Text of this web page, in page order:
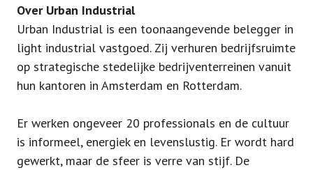
Over Urban Industrial
Urban Industrial is een toonaangevende belegger in
light industrial vastgoed. Zij verhuren bedrijfsruimte
op strategische stedelijke bedrijventerreinen vanuit
hun kantoren in Amsterdam en Rotterdam.
Er werken ongeveer 20 professionals en de cultuur
is informeel, energiek en levenslustig. Er wordt hard
gewerkt, maar de sfeer is verre van stijf. De